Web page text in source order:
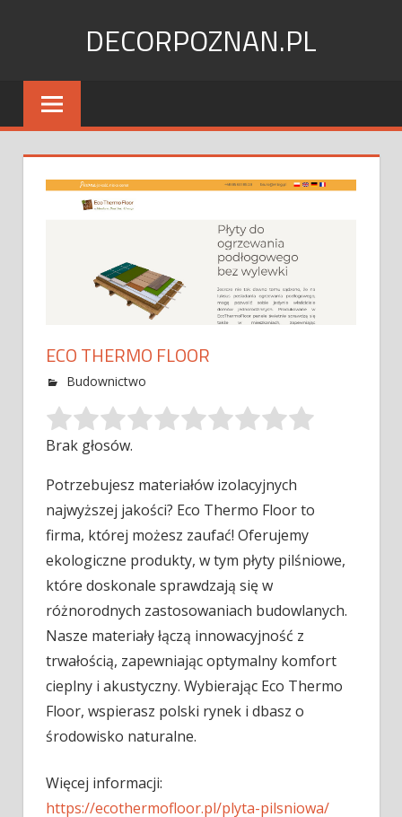
DECORPOZNAN.PL
ECO THERMO FLOOR
Budownictwo
Brak głosów.
Potrzebujesz materiałów izolacyjnych
najwyższej jakości? Eco Thermo Floor to
firma, której możesz zaufać! Oferujemy
ekologiczne produkty, w tym płyty pilśniowe,
które doskonale sprawdzają się w
różnorodnych zastosowaniach budowlanych.
Nasze materiały łączą innowacyjność z
trwałością, zapewniając optymalny komfort
cieplny i akustyczny. Wybierając Eco Thermo
Floor, wspierasz polski rynek i dbasz o
środowisko naturalne.
Więcej informacji:
https://ecothermofloor.pl/plyta-pilsniowa/